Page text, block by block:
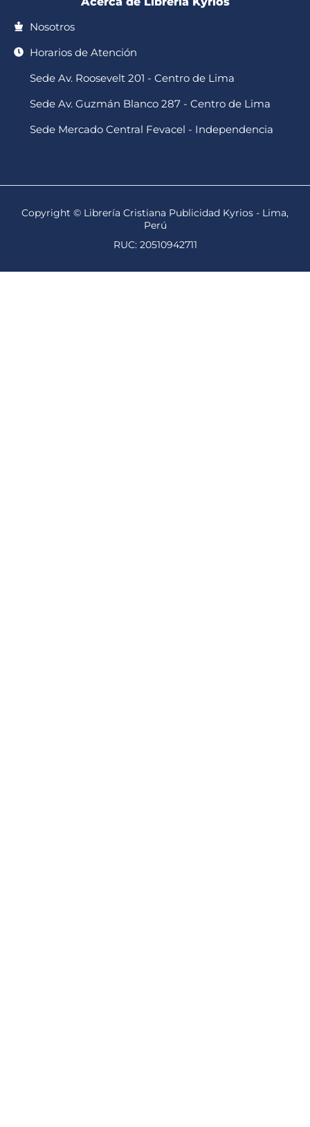
Nosotros
Horarios de Atención
Sede Av. Roosevelt 201 - Centro de Lima
Sede Av. Guzmán Blanco 287 - Centro de Lima
Sede Mercado Central Fevacel - Independencia
Copyright © Librería Cristiana Publicidad Kyrios - Lima,
Perú
RUC: 20510942711